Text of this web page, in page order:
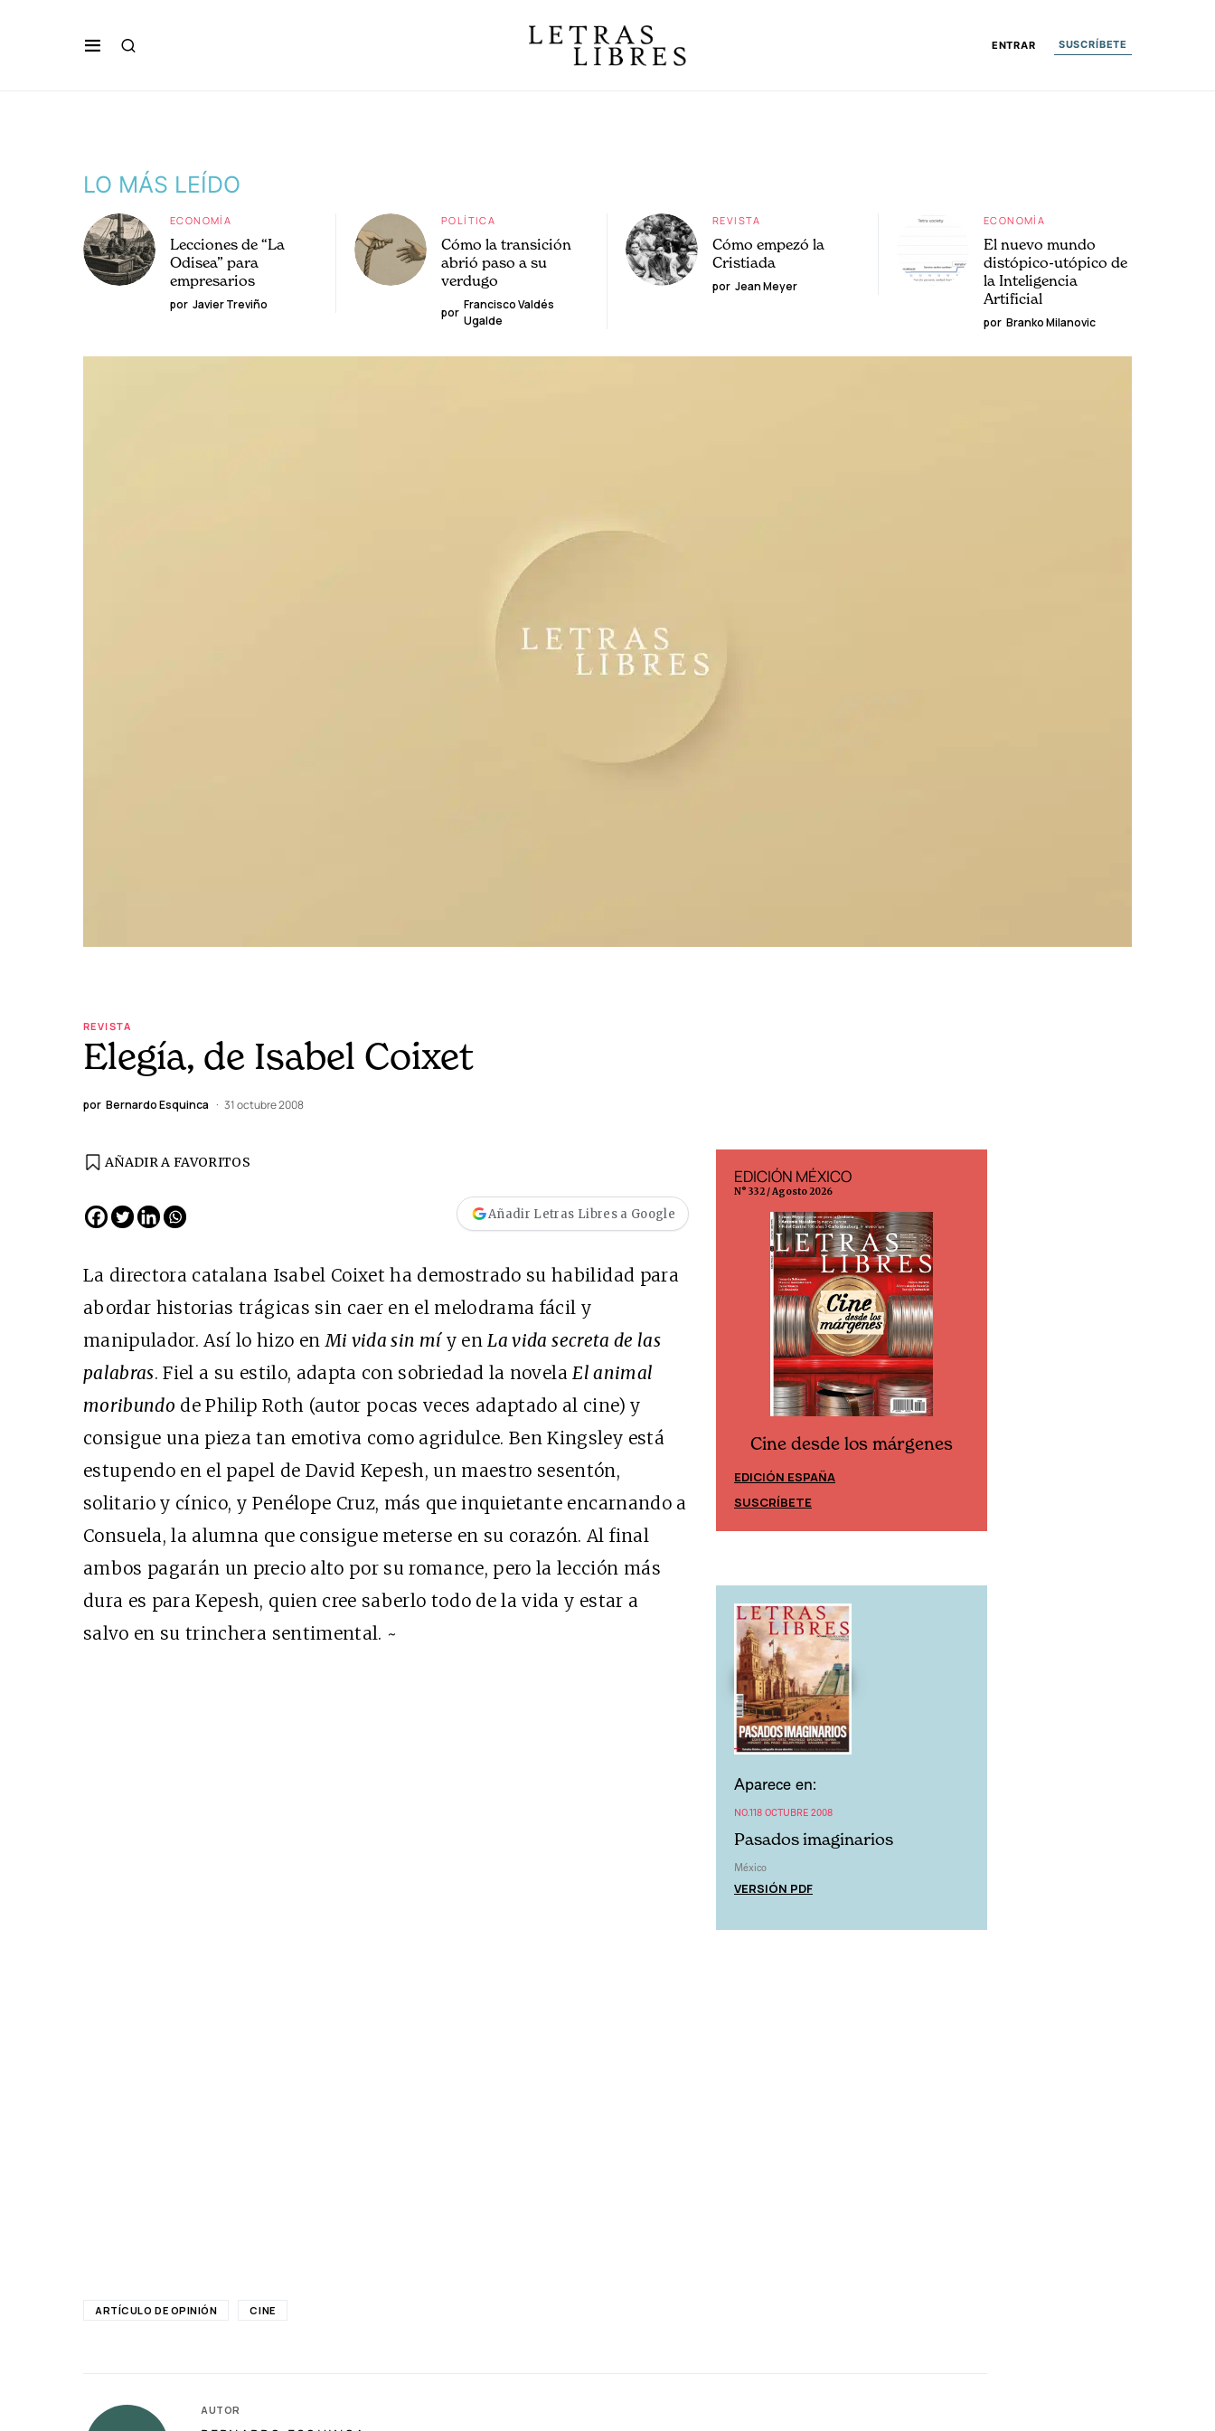
ENTRAR SUSCRÍBETE
LO MÁS LEÍDO
ECONOMÍA
Lecciones de “La
Odisea” para
empresarios
por Javier Treviño
POLÍTICA
Cómo la transición
abrió paso a su
verdugo
por
Francisco Valdés
Ugalde
REVISTA
Cómo empezó la
Cristiada
por Jean Meyer
ECONOMÍA
El nuevo mundo
distópico-utópico de
la Inteligencia
Artificial
por Branko Milanovic
REVISTA
Elegía, de Isabel Coixet
por Bernardo Esquinca 31 octubre 2008
AÑADIR A FAVORITOS
Añadir Letras Libres a Google
La directora catalana Isabel Coixet ha demostrado su habilidad para
abordar historias trágicas sin caer en el melodrama fácil y
manipulador. Así lo hizo enMi vida sin míy enLa vida secreta de las
palabras. Fiel a su estilo, adapta con sobriedad la novelaEl animal
moribundo de Philip Roth (autor pocas veces adaptado al cine) y
consigue una pieza tan emotiva como agridulce. Ben Kingsley está
estupendo en el papel de David Kepesh, un maestro sesentón,
solitario y cínico, y Penélope Cruz, más que inquietante encarnando a
Consuela, la alumna que consigue meterse en su corazón. Al final
ambos pagarán un precio alto por su romance, pero la lección más
dura es para Kepesh, quien cree saberlo todo de la vida y estar a
salvo en su trinchera sentimental. ~
Cine desde los márgenes
EDICIÓN MÉXICO
SUSCRÍBETE
EDICIÓN MÉXICO
N° 332 / Agosto 2026
Cine desde los márgenes
EDICIÓN ESPAÑA
SUSCRÍBETE
Aparece en:
NO.118 OCTUBRE 2008
Pasados imaginarios
México
VERSIÓN PDF
ARTÍCULO DE OPINIÓN CINE
AUTOR